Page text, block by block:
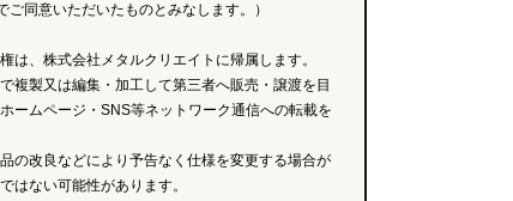
ご同意いただいたものとみなします。）
は、株式会社メタルクリエイトに帰属します。
複製又は編集・加工して第三者へ販売・譲渡を目
ームページ・SNS等ネットワーク通信への転載を
の改良などにより予告なく仕様を変更する場合が
はない可能性があります。